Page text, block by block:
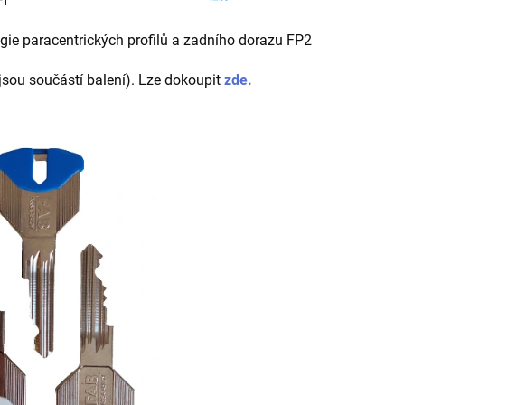
paracentrických profilů a zadního dorazu FP2
součástí balení). Lze dokoupit zde.